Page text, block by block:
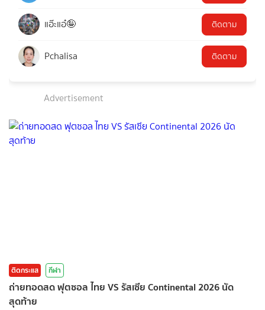
แอ๊ะแอ๋🤪 ติดตาม
Pchalisa ติดตาม
Advertisement
ติดกระแส กีฬา
ถ่ายทอดสด ฟุตซอล ไทย VS รัสเซีย Continental 2026 นัด
สุดท้าย